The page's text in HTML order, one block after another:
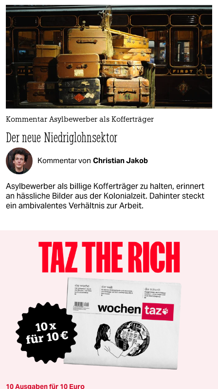
Kommentar Asylbewerber als Kofferträger
Der neue Niedriglohnsektor
Kommentar von Christian Jakob
Asylbewerber als billige Kofferträger zu halten, erinnert
an hässliche Bilder aus der Kolonialzeit. Dahinter steckt
ein ambivalentes Verhältnis zur Arbeit.
10 Ausgaben für 10 Euro